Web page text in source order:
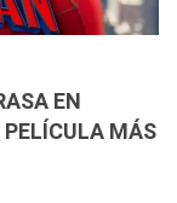
EN
MÁS